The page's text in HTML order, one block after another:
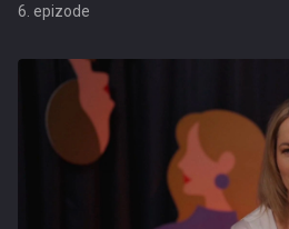
6. epizode